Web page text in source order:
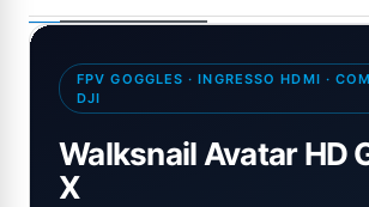
FPV GOGGLES · INGRESSO HDMI ·
DJI
Walksnail Avatar HD
X